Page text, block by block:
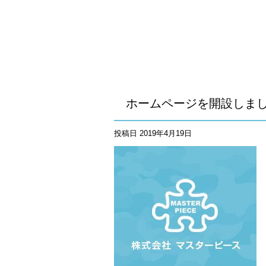
ホームページを開設しま
投稿日 2019年4月19日